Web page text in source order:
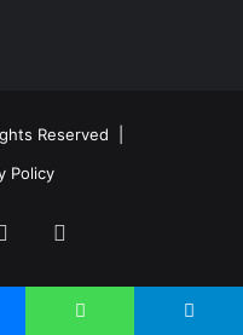
Reserved |
Policy
YouTube